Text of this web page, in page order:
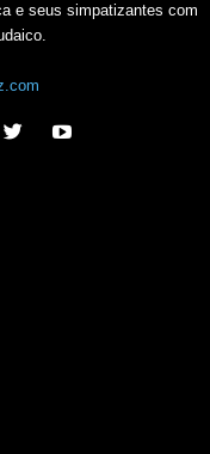
e seus simpatizantes com